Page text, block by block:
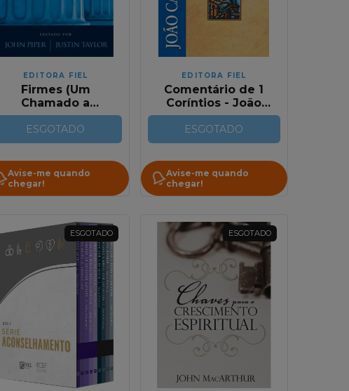
EDITORA FIEL
Firmes (Um
Chamado a
Perseveranca Dos
Santos)
ESGOTADO
Avise-me quando
chegar!
EDITORA FIEL
Comentário de 1
Coríntios - João
Calvino
ESGOTADO
Avise-me quando
chegar!
ESGOTADO ESGOTADO